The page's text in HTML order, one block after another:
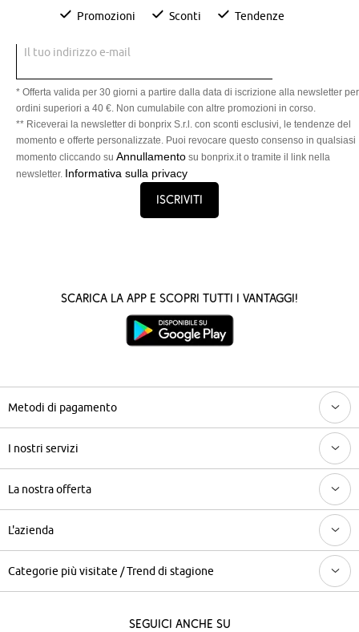
Promozioni Sconti Tendenze
Il tuo indirizzo e-mail
* Offerta valida per 30 giorni a partire dalla data di iscrizione alla newsletter per
ordini superiori a 40 €. Non cumulabile con altre promozioni in corso.
** Riceverai la newsletter di bonprix S.r.l. con sconti esclusivi, le tendenze del
momento e offerte personalizzate. Puoi revocare questo consenso in qualsiasi
momento cliccando su Annullamento su bonprix.it o tramite il link nella
newsletter. Informativa sulla privacy
Iscriviti
Scarica la App e scopri tutti i vantaggi!
Metodi di pagamento
I nostri servizi
La nostra offerta
L'azienda
Categorie più visitate / Trend di stagione
Seguici anche su